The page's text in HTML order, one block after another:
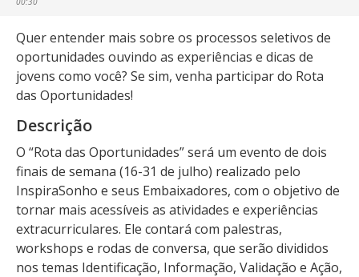
Quer entender mais sobre os processos seletivos de
oportunidades ouvindo as experiências e dicas de
jovens como você? Se sim, venha participar do Rota
das Oportunidades!
Descrição
O “Rota das Oportunidades” será um evento de dois
finais de semana (16-31 de julho) realizado pelo
InspiraSonho e seus Embaixadores, com o objetivo de
tornar mais acessíveis as atividades e experiências
extracurriculares. Ele contará com palestras,
workshops e rodas de conversa, que serão divididos
nos temas Identificação, Informação, Validação e Ação,